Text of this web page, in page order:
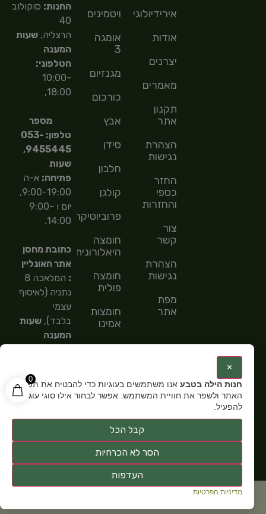
0
אירידיולוגיה
אודות
יצרנים
מאמרים
תקנון
אתר
הצהרת
נגישות
החזר
כספי
והחזרות
צור
קשר
הצהרת
נגישות
מפת
אתר
ויטמינים
אומגה
3
מגנזיום
כורכום
אבץ
סידן
חלבון
קולגן
פרוביוטיקה
חומצה
היאלורונית
חומצה
פולית
חומצות
אמינו
חומצות
החנות: סוקולוב
40
הרצליה,שעות
המענה
הטלפוני:
10:00-
18:00,
מספר
טלפון: 053-
9455445,
שעות
פתיחה: א-ה
9:00-19:00,
יום ו 9:00-
14:00.
כתובת מחסן
אתר האונליין
:
המלאכה 8
נתניה (לאיסוף
עצמי
בלבד),שעות
המענה
מספר
טלפון: 054-
פתיחה:א-ה
×
חנות הילה בטבע אנו משתמשים בעוגיות כדי להבטיח את תפקוד
האתר ולשפר את חוויית המשתמש. אפשר לבחור אילו סוגי עוגיות
להפעיל.
קבל הכל
הסר לא הכרחיות
העדפות
מדיניות הפרטיות